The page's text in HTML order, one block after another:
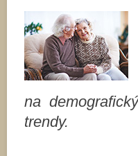
na
trendy.